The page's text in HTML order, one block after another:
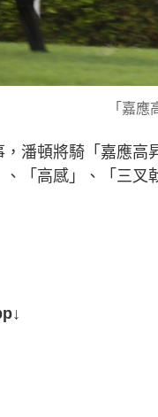
「嘉
潘頓將騎「嘉應
「高感」、「三叉